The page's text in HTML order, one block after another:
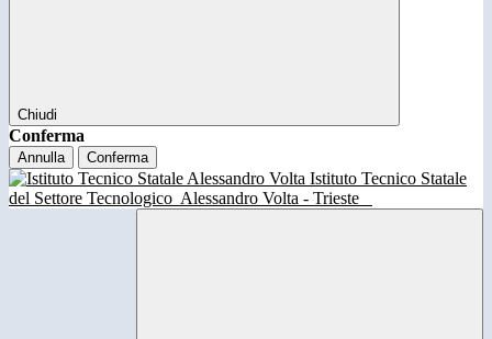
Chiudi
Conferma
Annulla Conferma
Istituto Tecnico Statale
del Settore Tecnologico Alessandro Volta - Trieste